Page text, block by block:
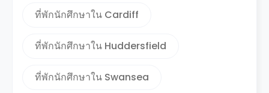
ที่พักนักศึกษาใน Cardiff
ที่พักนักศึกษาใน Huddersfield
ที่พักนักศึกษาใน Swansea